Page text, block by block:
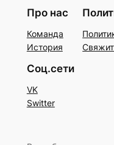
Про нас
Команда
История
Соц.сети
VK
Switter